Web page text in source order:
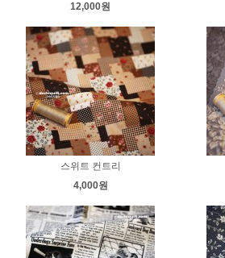
12,000원
스위트 컨트리
4,000원